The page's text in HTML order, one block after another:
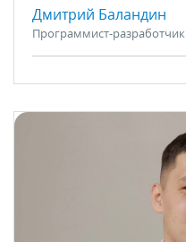
Дмитрий Баландин
Программист-разработчик